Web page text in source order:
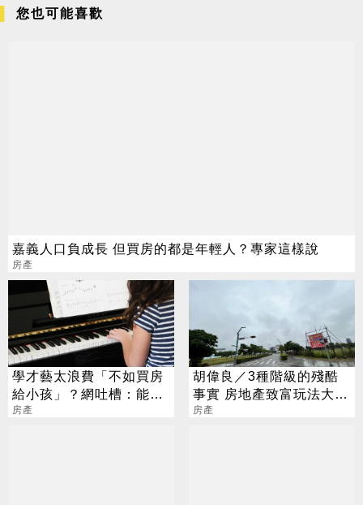
您也可能喜歡
嘉義人口負成長 但買房的都是年輕人？專家這樣說
房產
學才藝太浪費「不如買房
給小孩」？網吐槽：能買
房就不差這點錢
房產
胡偉良／3種階級的殘酷
事實 房地產致富玩法大不
同
房產